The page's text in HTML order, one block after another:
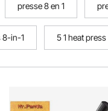
presse 8 en 1
8-in-1 5 1 heat